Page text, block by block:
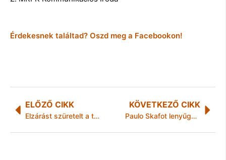
Érdekesnek találtad? Oszd meg a Facebookon!
ELŐZŐ CIKK
Elzárást szüretelt a tolvaj
KÖVETKEZŐ CIKK
Paulo Skafot lenyűgözte a hatékonyság és professzionalitás, amit a Hell Energy gyárában látott